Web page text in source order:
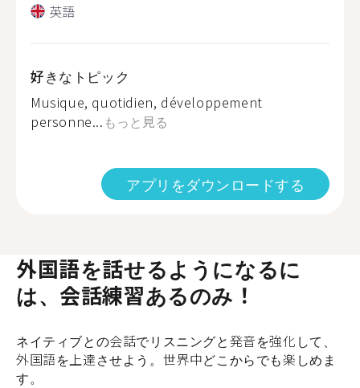
英語
好きなトピック
Musique, quotidien, développement
personne... もっと見る
アプリをダウンロードする
外国語を話せるようになるに
は、会話練習あるのみ！
ネイティブとの会話でリスニングと発音を強化して、
外国語を上達させよう。世界中どこからでも楽しめま
す。